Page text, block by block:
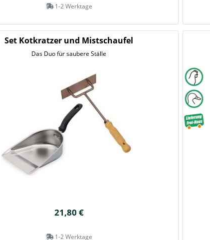
1-2 Werktage
Set Kotkratzer und Mistschaufel
Das Duo für saubere Ställe
21,80 €
1-2 Werktage